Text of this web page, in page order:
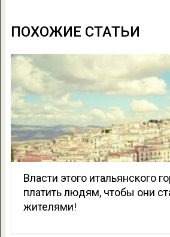
ПОХОЖИЕ СТАТЬИ
Власти этого итальянского
платить людям, чтобы они
жителями!